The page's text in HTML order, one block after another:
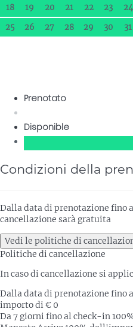
18
19 20 21 22 23
24
25
26 27 28 29 30 31
Prenotato
Disponible
Condizioni della
Dalla data di prenotazione fino
cancellazione sarà gratuita
Vedi le politiche di
Politiche di cancellazione
In caso di cancellazione si
Dalla data di prenotazione fino
importo di € 0
Da 7 giorni fino al check-in